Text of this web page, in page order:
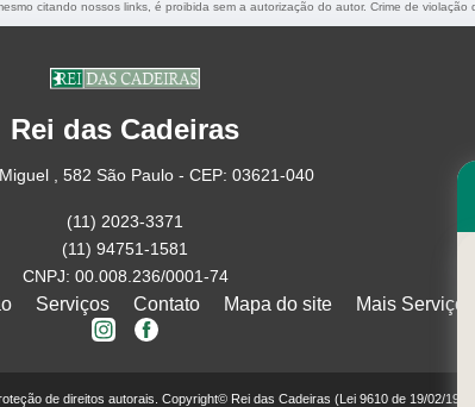
citando nossos links, é proibida sem a autorização do autor. Crime de
Rei das Cadeiras
, 582 São Paulo - CEP: 03621-040
(11) 2023-3371
(11) 94751-1581
CNPJ: 00.008.236/0001-74
Serviços Contato Mapa do site Mais Serviços
de direitos autorais. Copyright© Rei das Cadeiras (Lei 9610 de 19/02/1998)